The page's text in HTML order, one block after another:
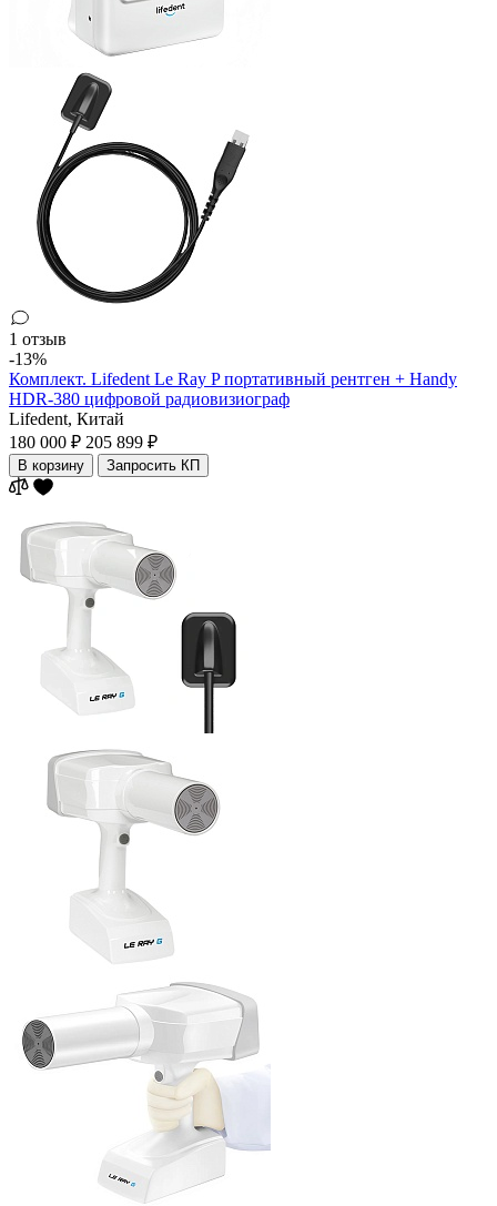
1 отзыв
-13%
Комплект. Lifedent Le Ray P портативный рентген + Handy
HDR-380 цифровой радиовизиограф
Lifedent, Китай
180 000 ₽ 205 899 ₽
В корзину Запросить КП